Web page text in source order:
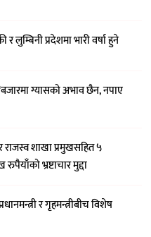
लुम्बिनी प्रदेशमा भारी वर्षा हुने
ग्यासको अभाव छैन, नपाए
शाखा प्रमुखसहित ५
भ्रष्टाचार मुद्दा
र गृहमन्त्रीबीच विशेष